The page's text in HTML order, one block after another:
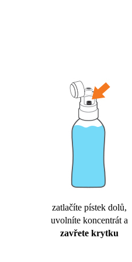
zatlačíte pístek dolů,
uvolníte koncentrát a
zavřete krytku